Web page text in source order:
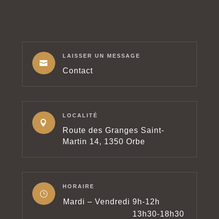

LAISSER UN MESSAGE
Contact

LOCALITÉ
Route des Granges Saint-
Martin 14, 1350 Orbe
}
HORAIRE
Mardi – Vendredi 9h-12h
13h30-18h30